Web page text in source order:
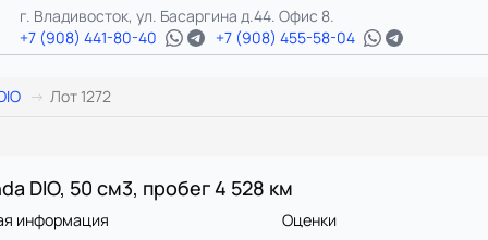
г. Владивосток, ул. Басаргина д.44. Офис 8.
+7 (908) 441-80-40
+7 (908) 455-58-04
Лот 1272
DIO, 50 см3, пробег 4 528 км
информация Оценки